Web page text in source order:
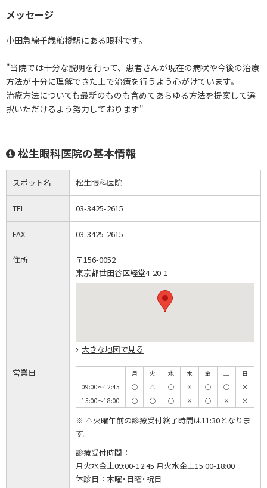
メッセージ
小田急線千歳船橋駅にある眼科です。
"当院では十分な説明を行って、患者さんが現在の病状や今後の治療
方法が十分に理解できた上で治療を行うよう心がけています。
治療方法についても最新のものも含めてあらゆる方法を提案して選
択いただけるよう努力しております"
松生眼科医院の基本情報
スポット名 松生眼科医院
TEL 03-3425-2615
FAX 03-3425-2615
住所
〒156-0052
東京都世田谷区経堂4-20-1
大きな地図で見る
営業日 月 火 水 木 金 土
日
09:00～12:45
◯ △ ◯ × ◯ ◯
×
15:00～18:00
◯ ◯ ◯ × ◯ × ×
※ △火曜午前の診療受付終了時間は11:30となりま
す。
診療受付時間：
月火水金土09:00-12:45 月火水金土15:00-18:00
休診日： 木曜･日曜･祝日